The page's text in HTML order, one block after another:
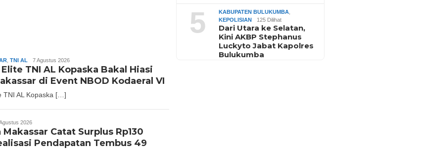
TNI AL Slamet
Riady
7 Agustus 2026
TNI AL Kopaska Bakal Hiasi
di Event NBOD Kodaeral VI
TNI AL Kopaska […]
2026
Catat Surplus Rp130
Pendapatan Tembus 49
5 KABUPATEN BULUKUMBA
KEPOLISIAN
125 Dilihat
Dari Utara ke Selatan,
Kini AKBP Stephanus
Luckyto Jabat Kapolres
Bulukumba